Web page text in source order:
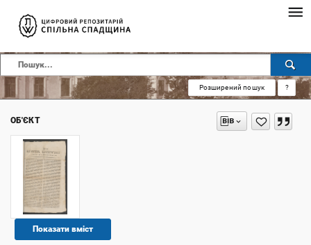
Розширений пошук ?
ОБ'ЄКТ
Показати вміст